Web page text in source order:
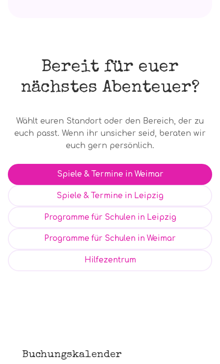
Bereit für euer
nächstes Abenteuer?
Wählt euren Standort oder den Bereich, der zu
euch passt. Wenn ihr unsicher seid, beraten wir
euch gern persönlich.
Spiele & Termine in Weimar
Spiele & Termine in Leipzig
Programme für Schulen in Leipzig
Programme für Schulen in Weimar
Hilfezentrum
Buchungskalender